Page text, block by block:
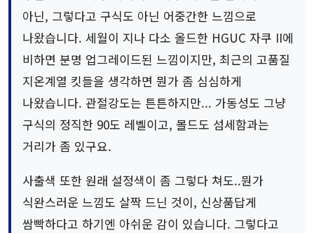
아닌, 그렇다고 구식도 아닌 어중간한 느낌으로
나왔습니다. 세월이 지나 다소 올드한 HGUC 자쿠 II에
비하면 분명 업그레이드된 느낌이지만, 최근의 고품질
지온계열 킷들을 생각하면 뭔가 좀 심심하게
나왔습니다. 관절강도는 튼튼하지만... 가동성도 그냥
구식의 정직한 90도 레벨이고, 몰드도 섬세함과는
거리가 좀 있구요.
사출색 또한 원래 설정색이 좀 그렇다 쳐도..뭔가
식완스러운 느낌도 살짝 드닌 것이, 신상품답게
쌈빡하다고 하기엔 아쉬운 감이 있습니다. 그렇다고